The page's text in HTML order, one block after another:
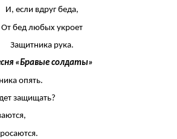
И, если вдруг беда,
От бед любых укроет
Защитника рука.
«Бравые солдаты»
опять.
защищать?